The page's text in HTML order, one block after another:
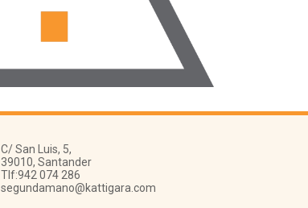
C/ San Luis, 5,
39010, Santander
Tlf:942 074 286
segundamano@kattigara.com